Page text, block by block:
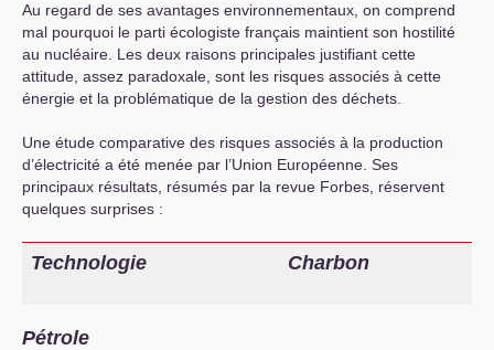
Au regard de ses avantages environnementaux, on comprend
mal pourquoi le parti écologiste français maintient son hostilité
au nucléaire. Les deux raisons principales justifiant cette
attitude, assez paradoxale, sont les risques associés à cette
énergie et la problématique de la gestion des déchets.
Une étude comparative des risques associés à la production
d’électricité a été menée par l’Union Européenne. Ses
principaux résultats, résumés par la revue Forbes, réservent
quelques surprises :
Technologie Charbon
Pétrole